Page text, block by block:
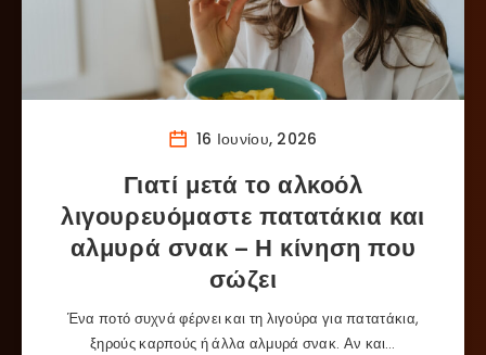
16 Ιουνίου, 2026
Γιατί μετά το αλκοόλ
λιγουρευόμαστε πατατάκια και
αλμυρά σνακ – Η κίνηση που
σώζει
Ένα ποτό συχνά φέρνει και τη λιγούρα για πατατάκια,
ξηρούς καρπούς ή άλλα αλμυρά σνακ. Αν και…